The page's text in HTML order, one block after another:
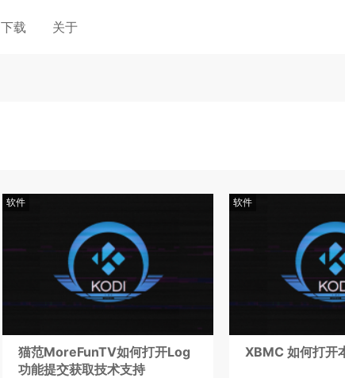
下载 关于
软件
猫范MoreFunTV如何打开Log
功能提交获取技术支持
软件
XBMC 如何打开